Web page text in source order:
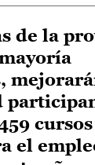
de la
el